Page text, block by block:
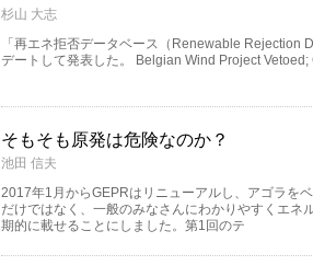
杉山 大志
「再エネ拒否データベース（Renewable Rejection
デートして発表した。 Belgian Wind Project Vetoed;
そもそも原発は危険なのか？
池田 信夫
2017年1月からGEPRはリニューアルし、アゴラを
だけではなく、一般のみなさんにわかりやすくエネ
期的に載せることにしました。第1回のテ